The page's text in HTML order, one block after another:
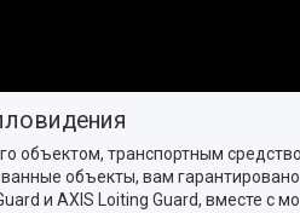
объектом, транспортным
объекты, вам
и AXIS Loiting Guard,